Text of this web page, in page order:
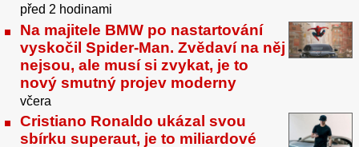
před 2 hodinami
Na majitele BMW po nastartování
vyskočil Spider-Man. Zvědaví na něj
nejsou, ale musí si zvykat, je to
nový smutný projev moderny
včera
Cristiano Ronaldo ukázal svou
sbírku superaut, je to miliardové